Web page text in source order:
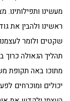
מעשינו
ראשינו ולהבין את
שקטים ולומר
תהליך הגאולה כרוך
מתוכו באה תקופת
יכולים ומוכרחים